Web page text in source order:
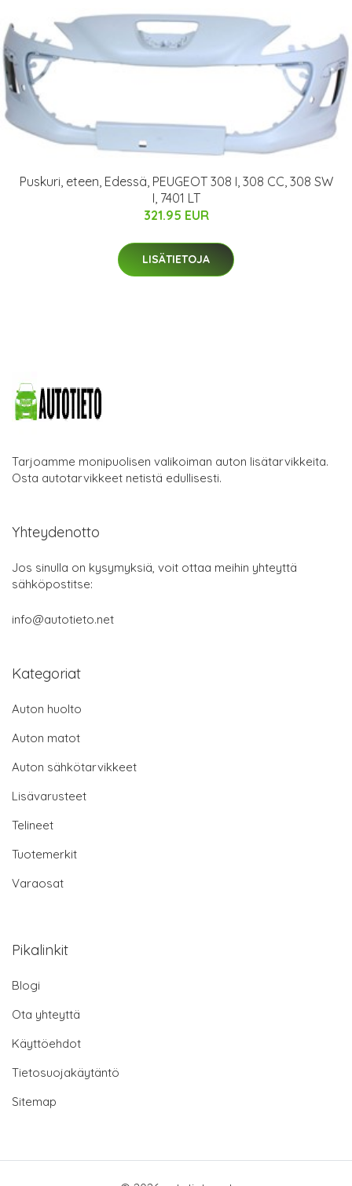
Puskuri, eteen, Edessä, PEUGEOT 308 I, 308 CC, 308 SW
I, 7401 LT
321.95 EUR
LISÄTIETOJA
Tarjoamme monipuolisen valikoiman auton lisätarvikkeita.
Osta autotarvikkeet netistä edullisesti.
Yhteydenotto
Jos sinulla on kysymyksiä, voit ottaa meihin yhteyttä
sähköpostitse:
info@autotieto.net
Kategoriat
Auton huolto
Auton matot
Auton sähkötarvikkeet
Lisävarusteet
Telineet
Tuotemerkit
Varaosat
Pikalinkit
Blogi
Ota yhteyttä
Käyttöehdot
Tietosuojakäytäntö
Sitemap